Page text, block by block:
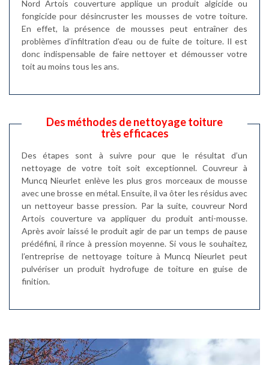
Nord Artois couverture applique un produit algicide ou
fongicide pour désincruster les mousses de votre toiture.
En effet, la présence de mousses peut entraîner des
problèmes d’infiltration d’eau ou de fuite de toiture. Il est
donc indispensable de faire nettoyer et démousser votre
toit au moins tous les ans.
Des méthodes de nettoyage toiture
très efficaces
Des étapes sont à suivre pour que le résultat d’un
nettoyage de votre toit soit exceptionnel. Couvreur à
Muncq Nieurlet enlève les plus gros morceaux de mousse
avec une brosse en métal. Ensuite, il va ôter les résidus avec
un nettoyeur basse pression. Par la suite, couvreur Nord
Artois couverture va appliquer du produit anti-mousse.
Après avoir laissé le produit agir de par un temps de pause
prédéfini, il rince à pression moyenne. Si vous le souhaitez,
l’entreprise de nettoyage toiture à Muncq Nieurlet peut
pulvériser un produit hydrofuge de toiture en guise de
finition.